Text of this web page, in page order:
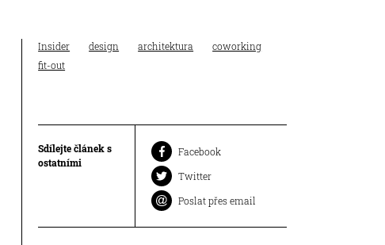
Insider design architektura
coworking
fit-out
Sdílejte článek s
ostatními
Facebook
Twitter
Poslat přes email